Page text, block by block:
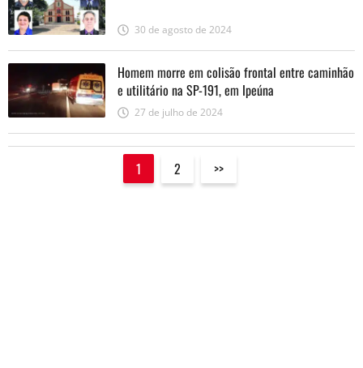
30 de agosto de 2024
Homem morre em colisão frontal entre caminhão
e utilitário na SP-191, em Ipeúna
27 de julho de 2024
1 2 >>